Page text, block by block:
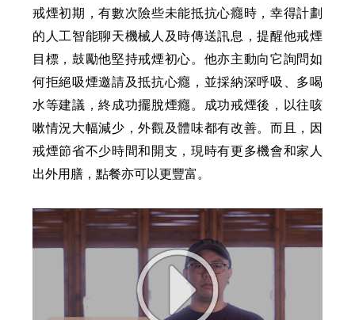
戒煙初期，有數次險些未能抵抗心癮時，幸得計劃
的人工智能聊天機械人及時傳送訊息，提醒他戒煙
目標，鼓勵他堅持戒煙初心。他亦主動向它詢問如
何拒絕吸煙邀請及抵抗心癮，並採納深呼吸、多喝
水等建議，終成功擺脫煙癮。成功戒煙後，以往咳
嗽情況大幅減少，外觀及體味都有改善。而且，因
戒煙節省不少時間和開支，現時有更多機會和家人
出外用膳，點餐亦可以更豐富。